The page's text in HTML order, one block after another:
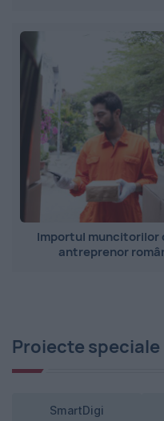
Importul muncitorilor
antreprenor
Proiecte speciale
SmartDigi